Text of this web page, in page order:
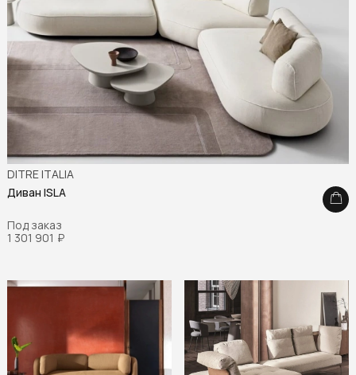
DITRE ITALIA
Диван ISLA
Под заказ
1 301 901 ₽